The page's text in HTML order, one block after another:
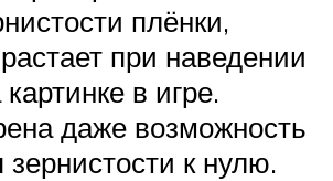
плёнки,
при наведении
в игре.
даже возможность
к нулю.